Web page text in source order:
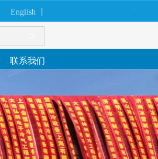
English 丨
联系我们